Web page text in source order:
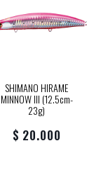
SHIMANO HIRAME
MINNOW III (12.5cm-
23g)
$ 20.000